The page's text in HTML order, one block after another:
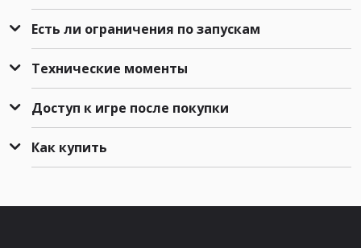
Есть ли ограничения по запускам
Технические моменты
Доступ к игре после покупки
Как купить